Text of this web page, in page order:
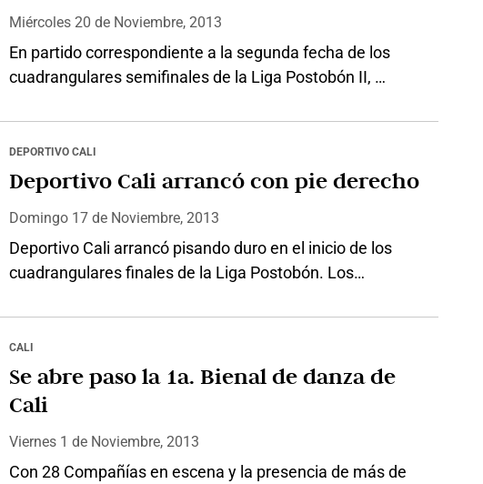
Miércoles 20de Noviembre, 2013
En partido correspondiente a la segunda fecha de los
cuadrangulares semifinales de la Liga Postobón II,
gol de los \’azucareros\’, en el estadio El Campín, lo
marcó Carlos David Lizarazo, al minuto 27 del primer
tiempo. Los verdes, son líderes del Grupo B, con puntaje
perfecto,…
DEPORTIVO CALI
Deportivo Cali arrancó con pie derecho
Domingo 17de Noviembre, 2013
Deportivo Cali arrancó pisando duro en el inicio de los
cuadrangulares finales de la Liga Postobón. Los
Lizarazo, Sergio Romero y Hárrison Mojica marcaron por
los \’azucareros\’. Los goles nariñenses fueron obra de
Mauricio Mina y Juan Sebastián Villota. Con este
resultado los dirigidos por Leonel Álvarez lideran el…
CALI
Se abre paso la 1a. Bienal de danza de
Cali
Viernes 1de Noviembre, 2013
Con 28 Compañías en escena y la presencia de más de